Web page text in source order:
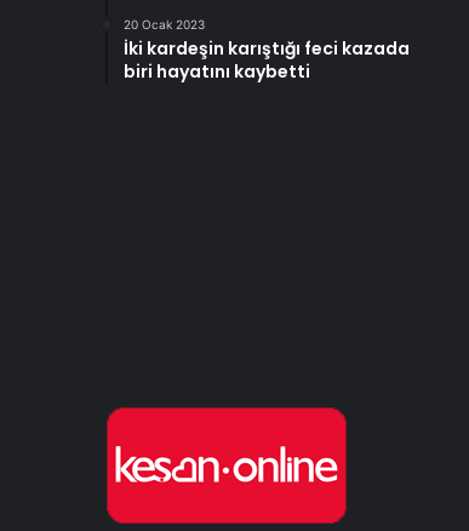
20 Ocak 2023
İki kardeşin karıştığı feci kazada
biri hayatını kaybetti